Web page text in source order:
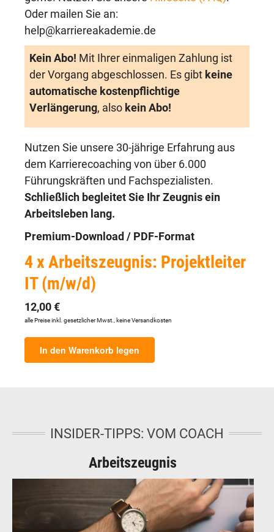
Oder mailen Sie an:
help@karriereakademie.de
Kein Abo! Mit Ihrer einmaligen Zahlung ist
der Vorgang abgeschlossen. Es gibt keine
automatische kostenpflichtige
Verlängerung, also kein Abo!
Nutzen Sie unsere 30-jährige Erfahrung aus
dem Karrierecoaching von über 6.000
Führungskräften und Fachspezialisten.
Schließlich begleitet Sie Ihr Zeugnis ein
Arbeitsleben lang.
Premium-Download / PDF-Format
4 x Arbeitszeugnis: Projektleiter
IT (m/w/d)
12,00 €
alle Preise inkl. gesetzlicher Mwst., keine Versandkosten
In den Warenkorb legen
INSIDER-TIPPS: VOM COACH
Arbeitszeugnis